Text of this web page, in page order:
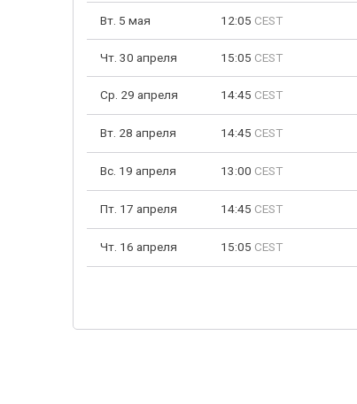
Вт. 5 мая 12:05 CEST
Чт. 30 апреля 15:05 CEST
Ср. 29 апреля 14:45 CEST
Вт. 28 апреля 14:45 CEST
Вс. 19 апреля 13:00 CEST
Пт. 17 апреля 14:45 CEST
Чт. 16 апреля 15:05 CEST